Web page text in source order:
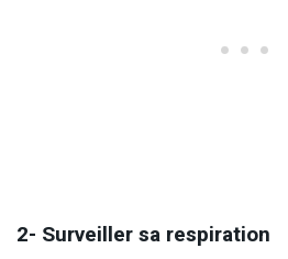
2- Surveiller sa respiration